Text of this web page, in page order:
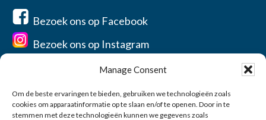
Manage Consent
Om de beste ervaringen te bieden, gebruiken we technologieën zoals
cookies om apparaatinformatie op te slaan en/of te openen. Door in te
stemmen met deze technologieën kunnen we gegevens zoals
Bezoek ons op Facebook
Bezoek ons op Instagram
Home